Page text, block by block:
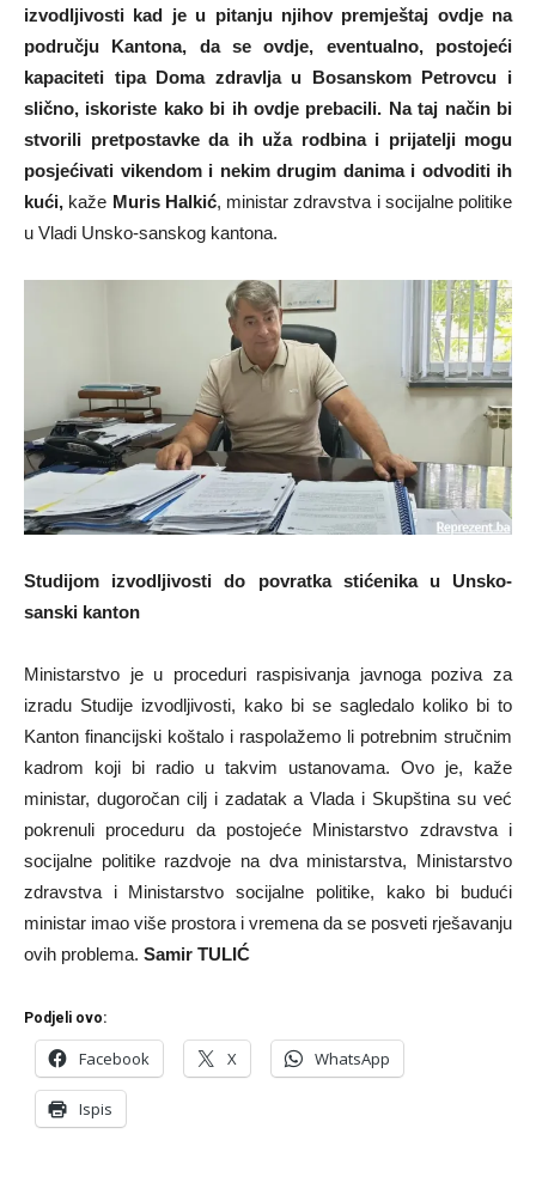
izvodljivosti kad je u pitanju njihov premještaj ovdje na
području Kantona, da se ovdje, eventualno, postojeći
kapaciteti tipa Doma zdravlja u Bosanskom Petrovcu i
slično, iskoriste kako bi ih ovdje prebacili. Na taj način bi
stvorili pretpostavke da ih uža rodbina i prijatelji mogu
posjećivati vikendom i nekim drugim danima i odvoditi ih
kući, kaže Muris Halkić, ministar zdravstva i socijalne politike
u Vladi Unsko-sanskog kantona.
Studijom izvodljivosti do povratka stićenika u Unsko-
sanski kanton
Ministarstvo je u proceduri raspisivanja javnoga poziva za
izradu Studije izvodljivosti, kako bi se sagledalo koliko bi to
Kanton financijski koštalo i raspolažemo li potrebnim stručnim
kadrom koji bi radio u takvim ustanovama. Ovo je, kaže
ministar, dugoročan cilj i zadatak a Vlada i Skupština su već
pokrenuli proceduru da postojeće Ministarstvo zdravstva i
socijalne politike razdvoje na dva ministarstva, Ministarstvo
zdravstva i Ministarstvo socijalne politike, kako bi budući
ministar imao više prostora i vremena da se posveti rješavanju
ovih problema. Samir TULIĆ
Podjeli ovo:
Facebook X WhatsApp
Ispis